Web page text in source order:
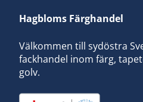
Hagbloms Färghandel
Välkommen till sydöstra
fackhandel inom färg,
golv.